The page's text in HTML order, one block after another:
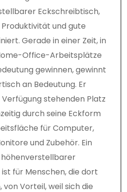
Eckschreibtisch,
und gute
Gerade in einer Zeit, in
Office-Arbeitsplätze
gewinnen, gewinnt
an Bedeutung. Er
stehenden Platz
durch seine Eckform
für Computer,
und Zubehör. Ein
für Menschen, die dort
Vorteil, weil sich die